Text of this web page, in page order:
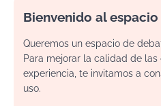
Bienvenido al
Queremos un espacio de
Para mejorar la calidad de
experiencia, te invitamos a
uso.